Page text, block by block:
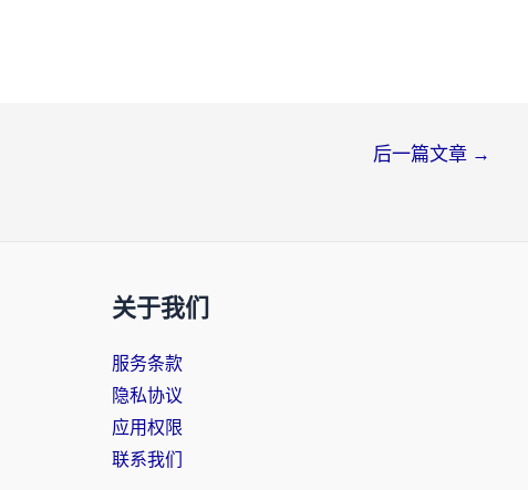
后一篇文章 →
关于我们
服务条款
隐私协议
应用权限
联系我们